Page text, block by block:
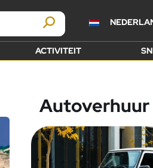
ACTIVITEIT
Autoverhuur